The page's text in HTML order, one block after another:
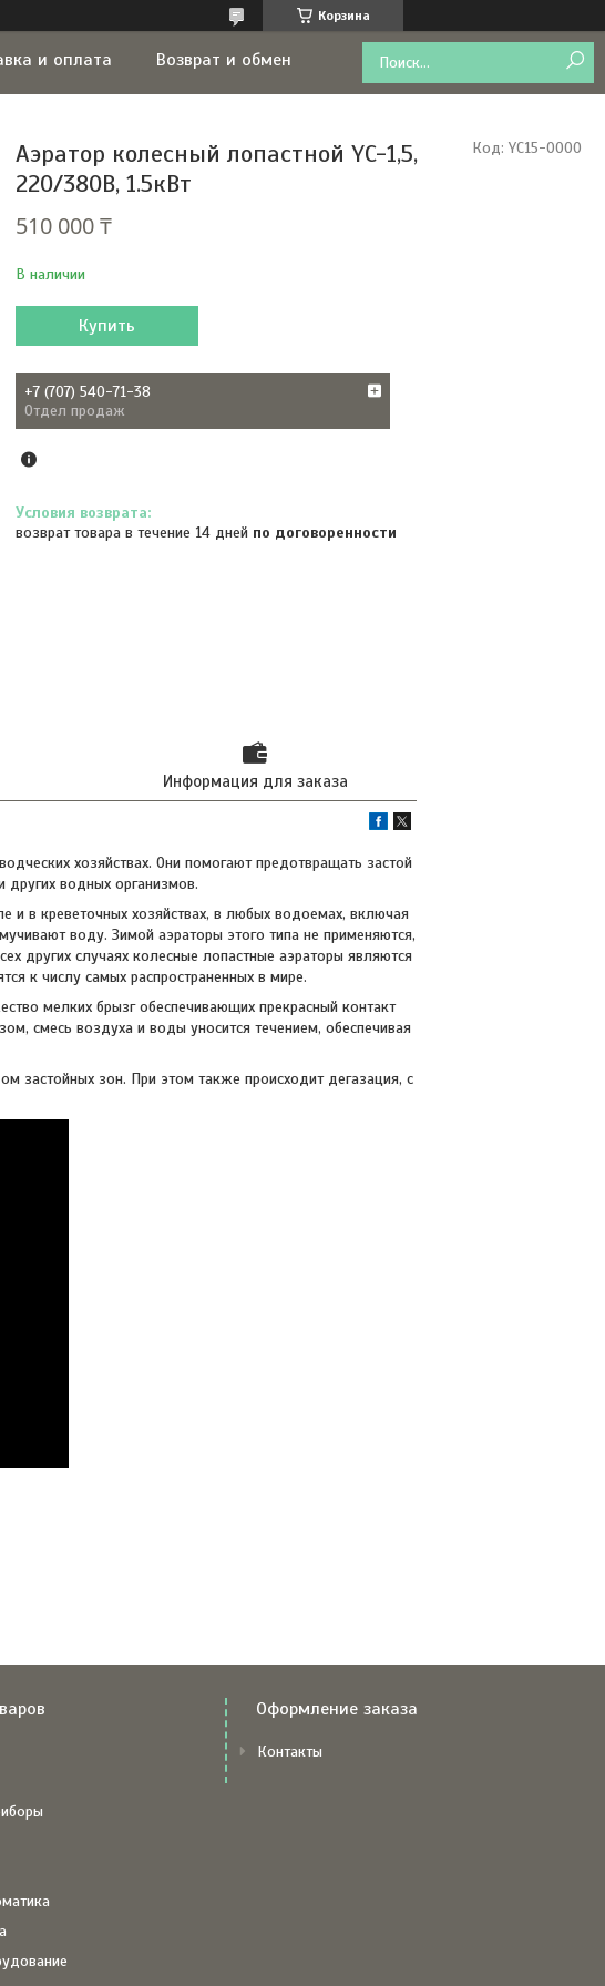
Корзина
и оплата Возврат и обмен
Аэратор колесный лопастной YC-1,5,
220/380В, 1.5кВт
510 000 ₸
В наличии
Код: YC15-0000
Купить
+7 (707) 540-71-38
Отдел продаж
возврат товара в течение 14 дней по договоренности
Информация для заказа
хозяйствах. Они помогают предотвращать застой
водных организмов.
и в креветочных хозяйствах, в любых водоемах, включая
воду. Зимой аэраторы этого типа не применяются,
других случаях колесные лопастные аэраторы являются
к числу самых распространенных в мире.
мелких брызг обеспечивающих прекрасный контакт
смесь воздуха и воды уносится течением, обеспечивая
застойных зон. При этом также происходит дегазация, с
Оформление заказа
Контакты